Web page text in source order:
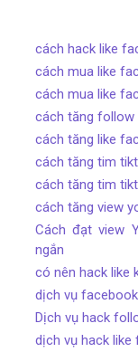
cách hack like
cách mua like
cách mua like
cách tăng follow
cách tăng like
cách tăng tim
cách tăng tim
cách tăng view
Cách đạt view
ngắn
có nên hack like
dịch vụ facebook
Dịch vụ hack
dịch vụ hack like